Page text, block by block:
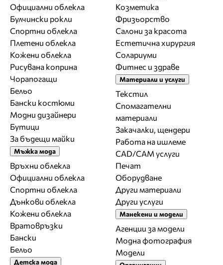
Официални облекла
Булчински рокли
Спортни облекла
Плетени облекла
Кожени облекла
Рисувана коприна
Чорапогащи
Бельо
Бански костюми
Модни дизайнери
Бутици
За бъдещи майки
Мъжка мода
Връхни облекла
Официални облекла
Спортни облекла
Дънкови облекла
Кожени облекла
Вратовръзки
Бански
Бельо
Детска мода
Козметика
Фризьорство
Салони за красота
Естетична хирургия
Солариуми
Фитнес и здраве
Материали и услуги
Текстил
Спомагателни
материали
Закачалки, щендери
Работа на ишлеме
CAD/CAM услуги
Печат
Оборудване
Други материали
Други услуги
Манекени и модели
Агенции за модели
Модна фотография
Модели